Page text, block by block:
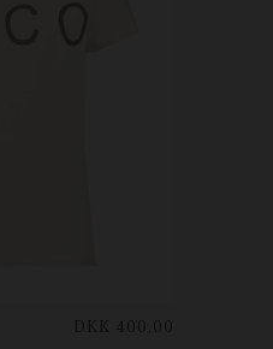
DKK 400,00